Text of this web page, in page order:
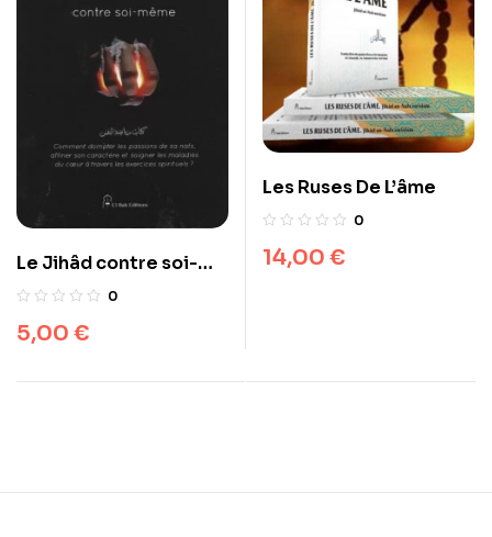
Le Jihâd contre soi-
même – Imam Al-
éditions
0
5,00 €
Les Ruses De L’âme
0
14,00 €